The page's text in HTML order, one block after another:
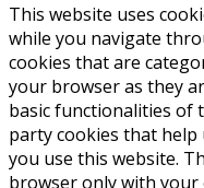
This website uses
while you navigate
cookies that are
your browser as they
basic functionalities of
party cookies that help
you use this website.
browser only with your